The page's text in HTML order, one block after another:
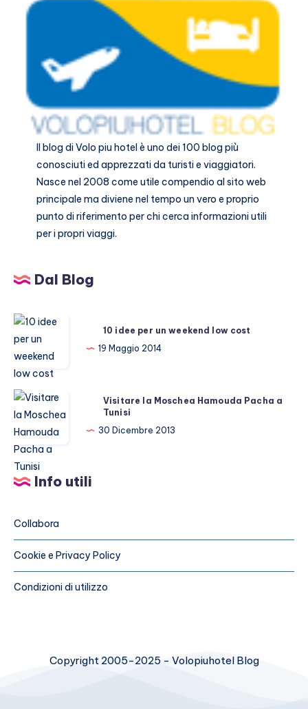
Il blog diVolo piu hotelè uno dei 100 blog più
conosciuti ed apprezzati da turisti e viaggiatori.
Nasce nel 2008 come utile compendio al sito web
principale ma diviene nel tempo un vero e proprio
punto di riferimento per chi cerca informazioni utili
per i propri viaggi.
Dal Blog
10
idee
per
un
weekend
10 idee per un weekend low cost
19 Maggio 2014
Visitare
la
Moschea
Hamouda
Pacha
a
Visitare la Moschea Hamouda Pacha a
Tunisi
30 Dicembre 2013
Info utili
Collabora
Cookie e Privacy Policy
Condizioni di utilizzo
Copyright 2005-2025 - Volopiuhotel Blog